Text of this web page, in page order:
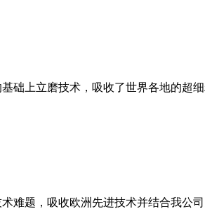
础上立磨技术，吸收了世界各地的超
难题，吸收欧洲先进技术并结合我公